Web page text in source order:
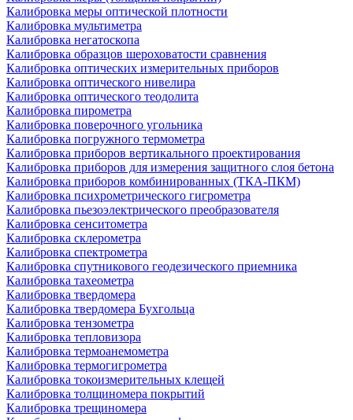
Калибровка меры оптической плотности
Калибровка мультиметра
Калибровка негатоскопа
Калибровка образцов шероховатости сравнения
Калибровка оптических измерительных приборов
Калибровка оптического нивелира
Калибровка оптического теодолита
Калибровка пирометра
Калибровка поверочного угольника
Калибровка погружного термометра
Калибровка приборов вертикального проектирования
Калибровка приборов для измерения защитного слоя бетона
Калибровка приборов комбинированных (ТКА-ПКМ)
Калибровка психрометрического гигрометра
Калибровка пьезоэлектрического преобразователя
Калибровка сенситометра
Калибровка склерометра
Калибровка спектрометра
Калибровка спутникового геодезического приемника
Калибровка тахеометра
Калибровка твердомера
Калибровка твердомера Бухгольца
Калибровка тензометра
Калибровка тепловизора
Калибровка термоанемометра
Калибровка термогигрометра
Калибровка токоизмерительных клещей
Калибровка толщиномера покрытий
Калибровка трещиномера